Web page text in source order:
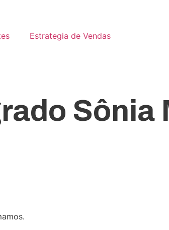
Estrategia de Vendas
Sônia